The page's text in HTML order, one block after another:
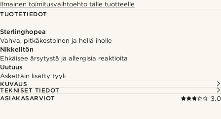
Ilmainen toimitusvaihtoehto tälle tuotteelle
TUOTETIEDOT
Sterlinghopea
Vahva, pitkäkestoinen ja hellä iholle
Nikkelitön
Ehkäisee ärsytystä ja allergisia reaktioita
Uutuus
Äskettäin lisätty tyyli
KUVAUS
TEKNISET TIEDOT
ASIAKASARVIOT
3.0